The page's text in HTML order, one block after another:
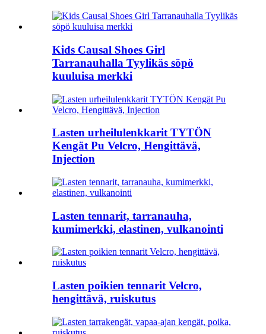
Kids Causal Shoes Girl
Tarranauhalla Tyylikäs söpö
kuuluisa merkki
Lasten urheilulenkkarit TYTÖN
Kengät Pu Velcro, Hengittävä,
Injection
Lasten tennarit, tarranauha,
kumimerkki, elastinen, vulkanointi
Lasten poikien tennarit Velcro,
hengittävä, ruiskutus